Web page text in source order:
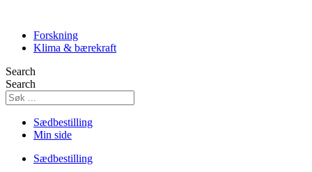
contentForskning
Klima & bærekraft
Search
Search
Sædbestilling
Min side
Sædbestilling